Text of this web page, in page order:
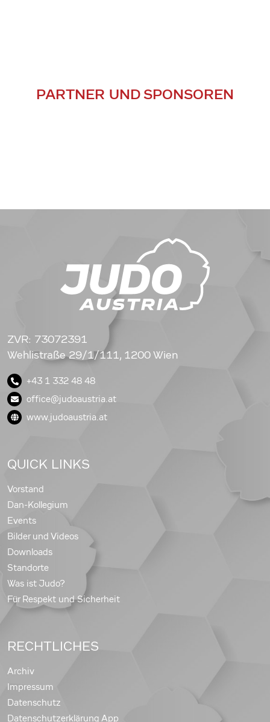
PARTNER UND SPONSOREN
ZVR: 73072391
Wehlistraße 29/1/111, 1200 Wien
+43 1 332 48 48
office@judoaustria.at
www.judoaustria.at
QUICK LINKS
Vorstand
Dan-Kollegium
Events
Bilder und Videos
Downloads
Standorte
Was ist Judo?
Für Respekt und Sicherheit
RECHTLICHES
Archiv
Impressum
Datenschutz
Datenschutzerklärung App